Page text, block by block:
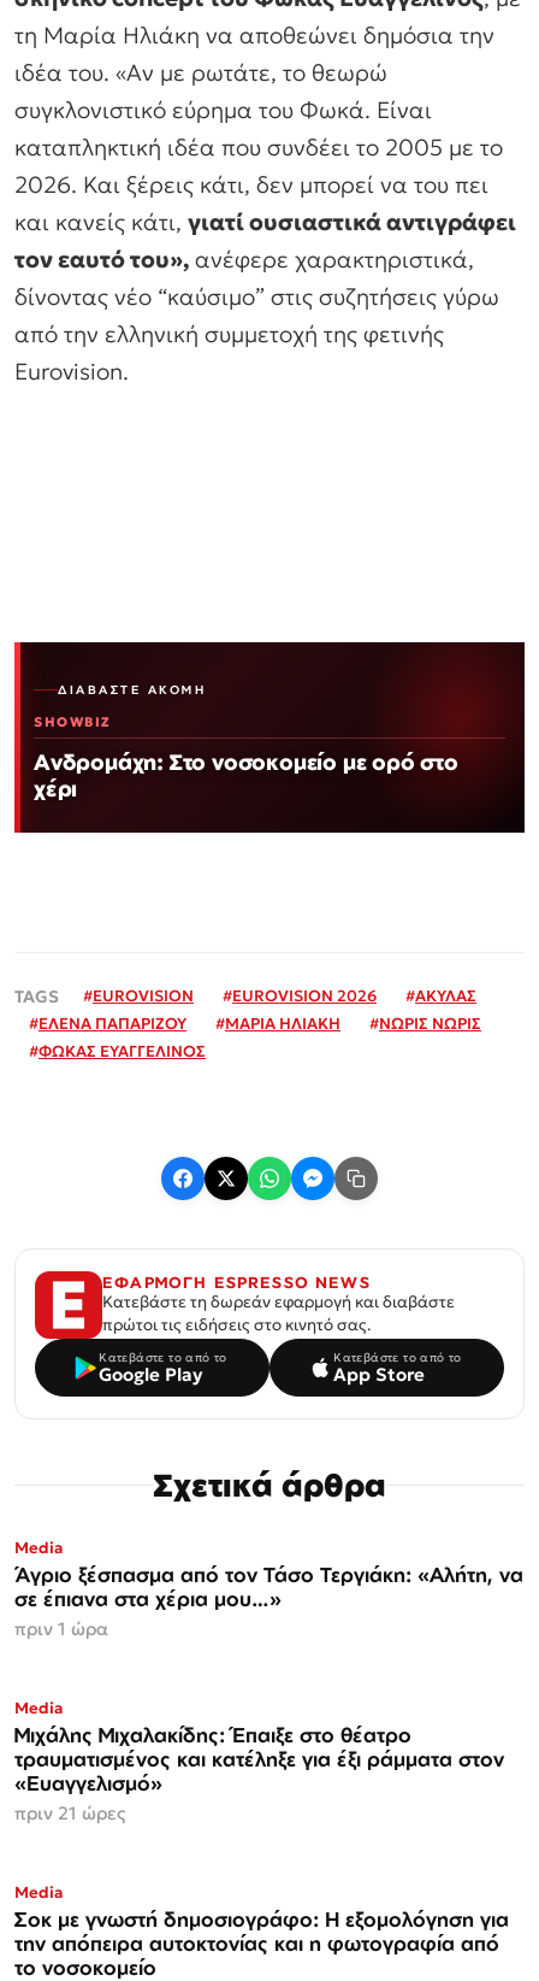
τη Μαρία Ηλιάκη να αποθεώνει δημόσια την
ιδέα του. «Αν με ρωτάτε, το θεωρώ
συγκλονιστικό εύρημα του Φωκά. Είναι
καταπληκτική ιδέα που συνδέει το 2005 με το
2026. Και ξέρεις κάτι, δεν μπορεί να του πει
και κανείς κάτι, γιατί ουσιαστικά αντιγράφει
τον εαυτό του», ανέφερε χαρακτηριστικά,
δίνοντας νέο “καύσιμο” στις συζητήσεις γύρω
από την ελληνική συμμετοχή της φετινής
Eurovision.
ΔΙΑΒΆΣΤΕ ΑΚΌΜΗ
SHOWBIZ
Ανδρομάχη: Στο νοσοκομείο με ορό στο
χέρι
#EUROVISION #EUROVISION 2026 #ΑΚΥΛΑΣ
#ΕΛΕΝΑ ΠΑΠΑΡΙΖΟΥ #ΜΑΡΙΑ ΗΛΙΑΚΗ #ΝΩΡΙΣ ΝΩΡΙΣ
#ΦΩΚΑΣ ΕΥΑΓΓΕΛΙΝΟΣ
ΕΦΑΡΜΟΓΗ ESPRESSO NEWS
Κατεβάστε τη δωρεάν εφαρμογή και διαβάστε
πρώτοι τις ειδήσεις στο κινητό σας.
Κατεβάστε το από το
Google Play
Κατεβάστε το από το
App Store
Σχετικά άρθρα
Media
Άγριο ξέσπασμα από τον Τάσο Τεργιάκη: «Αλήτη, να
σε έπιανα στα χέρια μου…»
πριν 1 ώρα
Media
Μιχάλης Μιχαλακίδης: Έπαιξε στο θέατρο
τραυματισμένος και κατέληξε για έξι ράμματα στον
«Ευαγγελισμό»
πριν 21 ώρες
Media
Σοκ με γνωστή δημοσιογράφο: Η εξομολόγηση για
την απόπειρα αυτοκτονίας και η φωτογραφία από
το νοσοκομείο